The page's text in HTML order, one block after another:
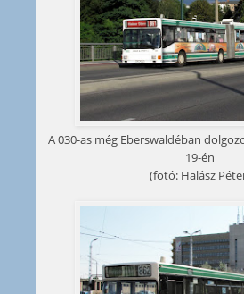
A 030-as még Eberswaldéban
19-én
(fotó: Halász